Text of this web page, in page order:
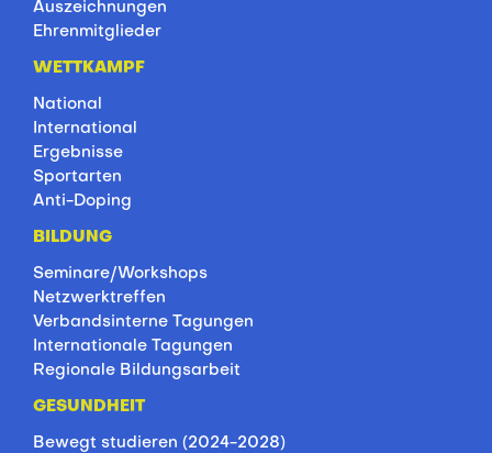
Auszeichnungen
Ehrenmitglieder
WETTKAMPF
National
International
Ergebnisse
Sportarten
Anti-Doping
BILDUNG
Seminare/Workshops
Netzwerktreffen
Verbandsinterne Tagungen
Internationale Tagungen
Regionale Bildungsarbeit
GESUNDHEIT
Bewegt studieren (2024-2028)